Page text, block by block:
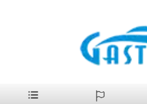
θερμοκρασία. Θερμοσίφωνας